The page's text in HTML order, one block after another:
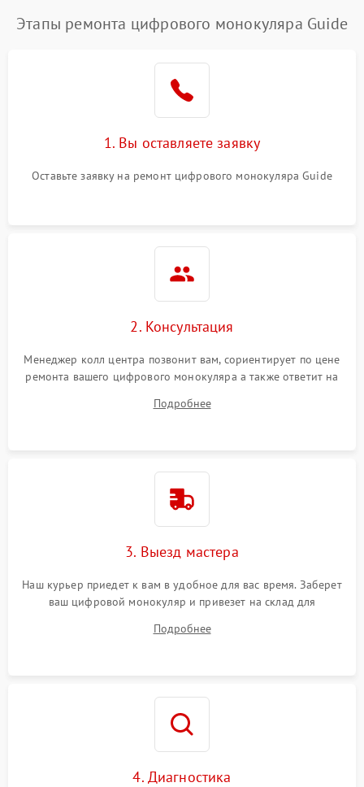
Этапы ремонта цифрового монокуляра Guide
1. Вы оставляете заявку
Оставьте заявку на ремонт цифрового монокуляра Guide
2. Консультация
Менеджер колл центра позвонит вам, сориентирует по цене
ремонта вашего цифрового монокуляра а также ответит на
Подробнее
3. Выезд мастера
Наш курьер приедет к вам в удобное для вас время. Заберет
ваш цифровой монокуляр и привезет на склад для
Подробнее
4. Диагностика